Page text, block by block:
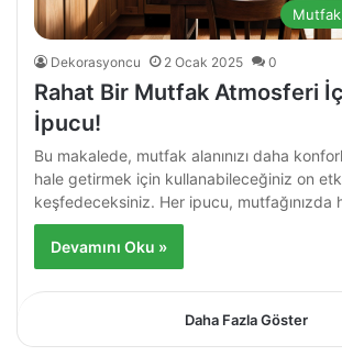
Dekorasyoncu 2 Ocak 2025 0
Rahat Bir Mutfak Atmosferi
İpucu!
Bu makalede, mutfak alanınızı daha
hale getirmek için kullanabileceğiniz on
keşfedeceksiniz. Her ipucu, mutfağınızda
Devamını Oku »
Daha Fazla Göster